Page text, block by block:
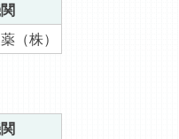
（株）